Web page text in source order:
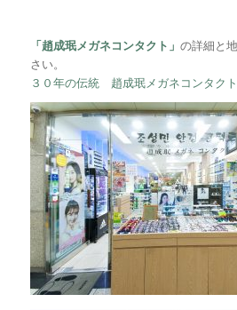
「趙成珉メガネコンタクト」 の詳細と
さい。
３０年の伝統 趙成珉メガネコンタクト